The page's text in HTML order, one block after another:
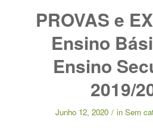
PROVAS e
Ensino
Ensino
2019/
Junho 12, 2020 / in Sem